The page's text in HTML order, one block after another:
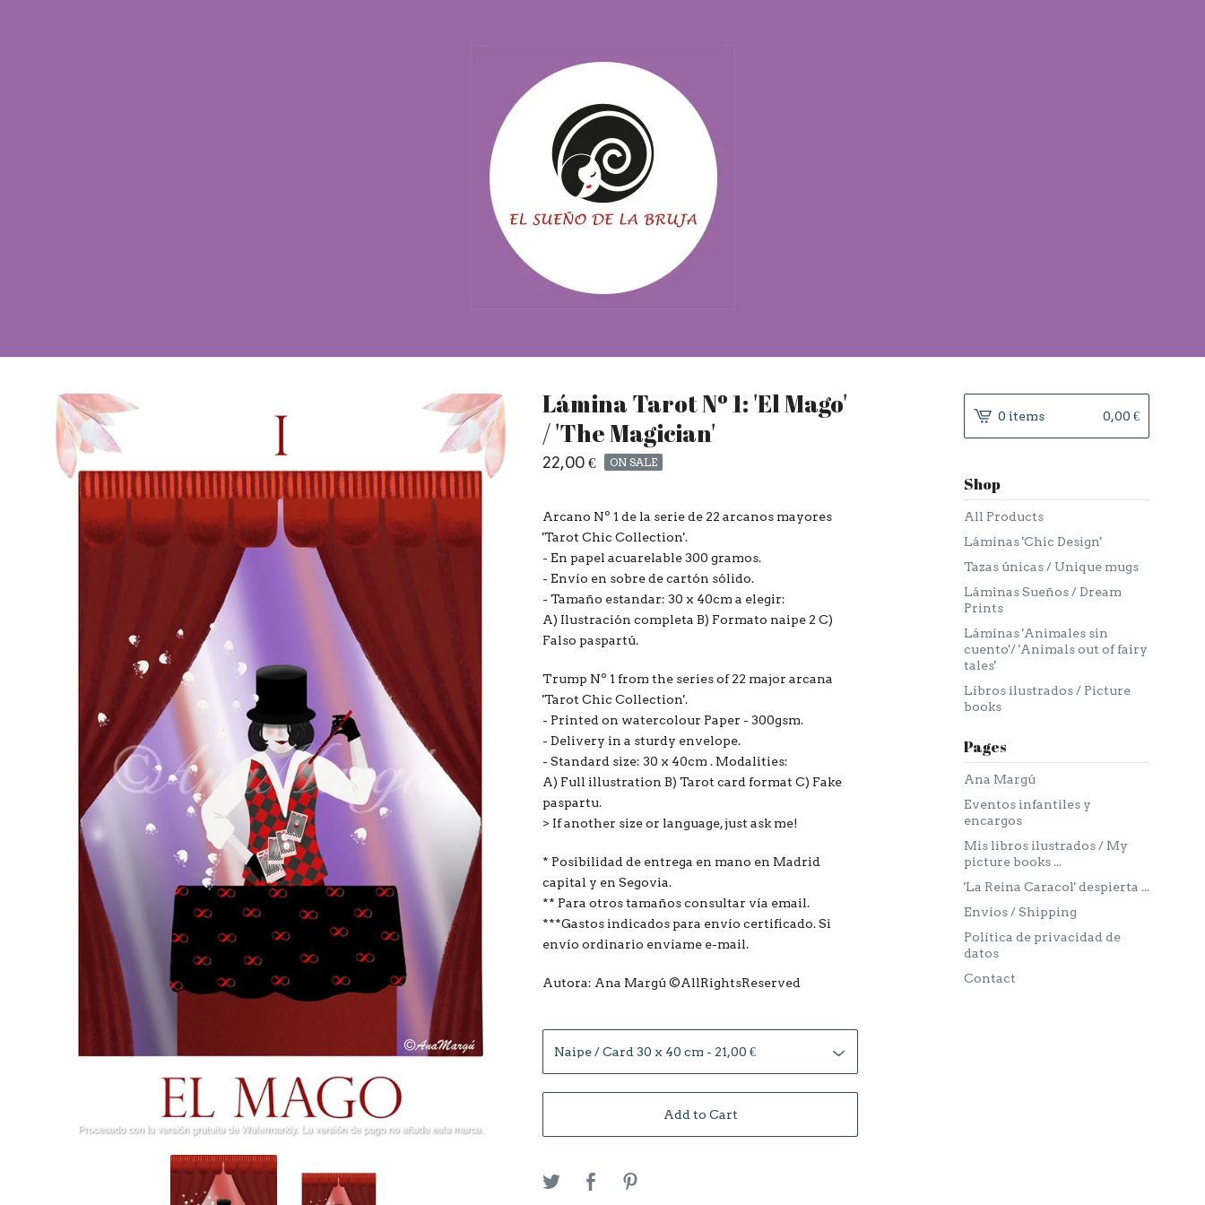
Lámina Tarot Nº 1: 'El Mago'
/ 'The Magician'
22,00€ ON SALE
Arcano Nº 1 de la serie de 22 arcanos mayores
'Tarot Chic Collection'.
- En papel acuarelable 300 gramos.
- Envío en sobre de cartón sólido.
- Tamaño estandar: 30 x 40cm a elegir:
A) Ilustración completa B) Formato naipe 2 C)
Falso paspartú.
Trump Nº 1 from the series of 22 major arcana
'Tarot Chic Collection'.
- Printed on watercolour Paper - 300gsm.
- Delivery in a sturdy envelope.
- Standard size: 30 x 40cm . Modalities:
A) Full illustration B) Tarot card format C) Fake
paspartu.
> If another size or language, just ask me!
* Posibilidad de entrega en mano en Madrid
capital y en Segovia.
** Para otros tamaños consultar vía email.
***Gastos indicados para envío certificado. Si
envío ordinario envíame e-mail.
Autora: Ana Margú ©AllRightsReserved
Add to Cart
0 items 0,00 €
Shop
All Products
Láminas 'Chic Design'
Tazas únicas / Unique mugs
Láminas Sueños / Dream
Prints
Láminas 'Animales sin
cuento'/ 'Animals out of fairy
tales'
Libros ilustrados / Picture
books
Pages
Ana Margú
Eventos infantiles y
encargos
Mis libros ilustrados / My
picture books ...
'La Reina Caracol' despierta ...
Envíos / Shipping
Política de privacidad de
datos
Contact